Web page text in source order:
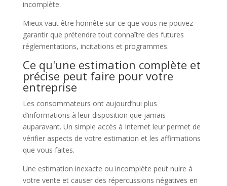
incomplète.
Mieux vaut être honnête sur ce que vous ne pouvez
garantir que prétendre tout connaître des futures
réglementations, incitations et programmes.
Ce qu'une estimation complète et
précise peut faire pour votre
entreprise
Les consommateurs ont aujourd’hui plus
d’informations à leur disposition que jamais
auparavant. Un simple accès à Internet leur permet de
vérifier aspects de votre estimation et les affirmations
que vous faites.
Une estimation inexacte ou incomplète peut nuire à
votre vente et causer des répercussions négatives en